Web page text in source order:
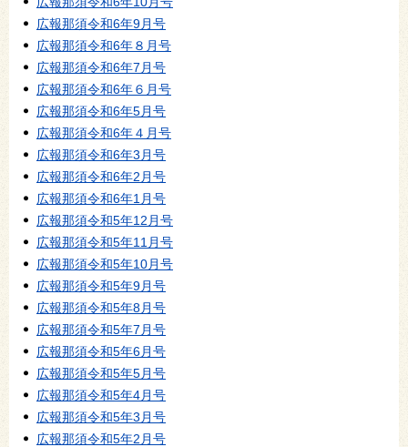
広報那須令和6年9月号
広報那須令和6年８月号
広報那須令和6年7月号
広報那須令和6年６月号
広報那須令和6年5月号
広報那須令和6年４月号
広報那須令和6年3月号
広報那須令和6年2月号
広報那須令和6年1月号
広報那須令和5年12月号
広報那須令和5年11月号
広報那須令和5年10月号
広報那須令和5年9月号
広報那須令和5年8月号
広報那須令和5年7月号
広報那須令和5年6月号
広報那須令和5年5月号
広報那須令和5年4月号
広報那須令和5年3月号
広報那須令和5年2月号